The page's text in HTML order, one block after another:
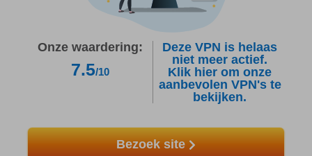
Onze waardering:
7.5/10
Deze VPN is helaas
niet meer actief.
Klik hier om onze
aanbevolen VPN's te
bekijken.
Bezoek site